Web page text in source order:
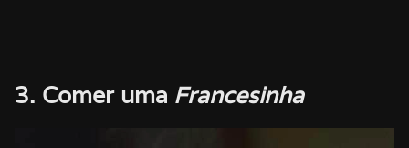
3. Comer uma Francesinha